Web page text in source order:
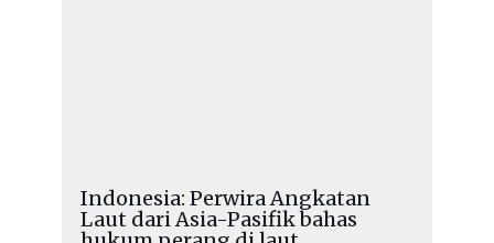
Indonesia: Perwira Angkatan
Laut dari Asia-Pasifik bahas